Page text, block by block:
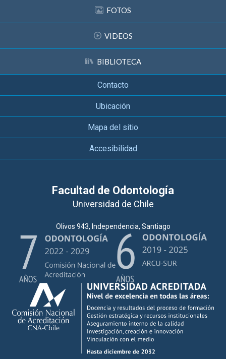
FOTOS
VIDEOS
BIBLIOTECA
Contacto
Ubicación
Mapa del sitio
Accesibilidad
Facultad de Odontología
Universidad de Chile
Olivos 943, Independencia, Santiago